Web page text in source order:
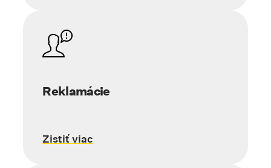
Reklamácie
Zistiť viac